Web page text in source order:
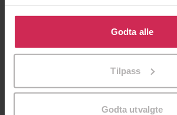
Klikk på «Godta alle» for å gi oss ditt
bruke cookies for alle disse formålene.
tilpasse ditt samtykke til spesifikke
Godta alle
Tilpass
Godta utvalgte